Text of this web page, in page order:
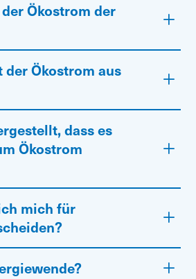
Ökostrom der
der Ökostrom aus
dass es
Ökostrom
mich für